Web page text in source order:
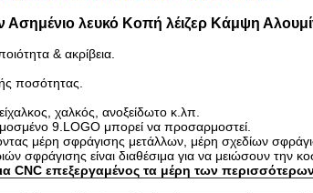
λευκό Κοπή λέιζερ Κάμψη
& ακρίβεια.
ποσότητας.
χαλκός, ανοξείδωτο κ.λπ.
9.LOGO μπορεί να προσαρμοστεί.
μέρη σφράγισης μετάλλων, μέρη σχεδίων
σφράγισης είναι διαθέσιμα για να μειώσουν την
CNC επεξεργαμένος τα μέρη των